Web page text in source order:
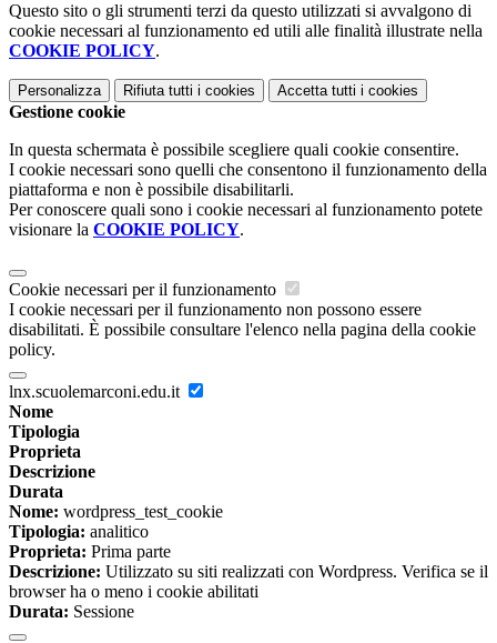
Questo sito o gli strumenti terzi da questo utilizzati si avvalgono di
cookie necessari al funzionamento ed utili alle finalità illustrate nella
COOKIE POLICY.
Personalizza Rifiuta tutti i cookies Accetta tutti i cookies
Gestione cookie
In questa schermata è possibile scegliere quali cookie consentire.
I cookie necessari sono quelli che consentono il funzionamento della
piattaforma e non è possibile disabilitarli.
Per conoscere quali sono i cookie necessari al funzionamento potete
visionare la COOKIE POLICY.
Cookie necessari per il funzionamento
I cookie necessari per il funzionamento non possono essere
disabilitati. È possibile consultare l'elenco nella pagina della cookie
policy.
lnx.scuolemarconi.edu.it
Nome
Tipologia
Proprieta
Descrizione
Durata
Nome: wordpress_test_cookie
Tipologia: analitico
Proprieta: Prima parte
Descrizione: Utilizzato su siti realizzati con Wordpress. Verifica se il
browser ha o meno i cookie abilitati
Durata: Sessione